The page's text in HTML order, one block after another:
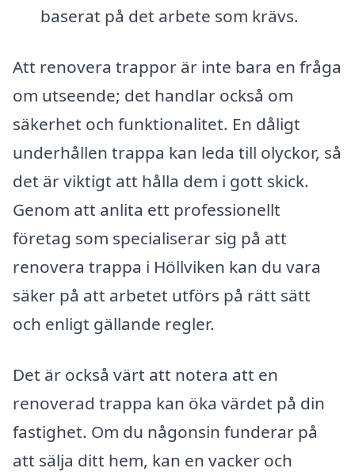
baserat på det arbete som krävs.
Att renovera trappor är inte bara en fråga
om utseende; det handlar också om
säkerhet och funktionalitet. En dåligt
underhållen trappa kan leda till olyckor, så
det är viktigt att hålla dem i gott skick.
Genom att anlita ett professionellt
företag som specialiserar sig på att
renovera trappa i Höllviken kan du vara
säker på att arbetet utförs på rätt sätt
och enligt gällande regler.
Det är också värt att notera att en
renoverad trappa kan öka värdet på din
fastighet. Om du någonsin funderar på
att sälja ditt hem, kan en vacker och